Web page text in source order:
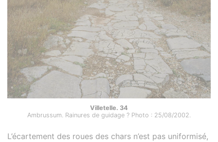
Villetelle. 34
Ambrussum. Rainures de guidage ? Photo : 25/08/2002.
L’écartement des roues des chars n’est pas uniformisé,